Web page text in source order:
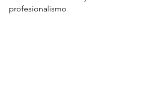
profesionalismo